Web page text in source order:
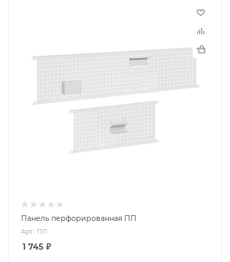
Панель перфорированная ПП
Арт.: ПП
1 745 ₽